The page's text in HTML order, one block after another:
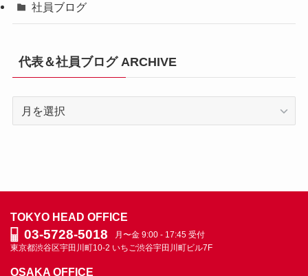
社員ブログ
代表＆社員ブログ ARCHIVE
ブ
グ
ARCHIVE
TOKYO HEAD OFFICE
03-5728-5018
月〜金 9:00 - 17:45 受付
東京都渋谷区宇田川町10-2 いちご渋谷宇田川町ビル7F
OSAKA OFFICE